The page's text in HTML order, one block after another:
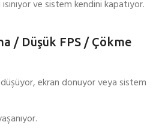
ısınıyor ve sistem kendini kapatıyor.
/ Düşük FPS / Çökme
düşüyor, ekran donuyor veya sistem